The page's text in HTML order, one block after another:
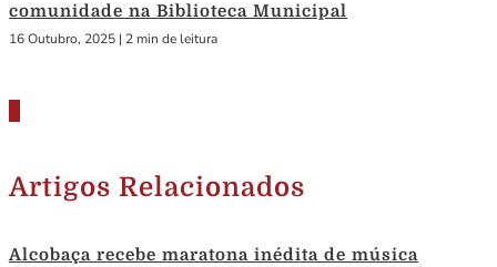
comunidade na Biblioteca Municipal
16 Outubro, 2025 | 2 min de leitura
Artigos Relacionados
Alcobaça recebe maratona inédita de música